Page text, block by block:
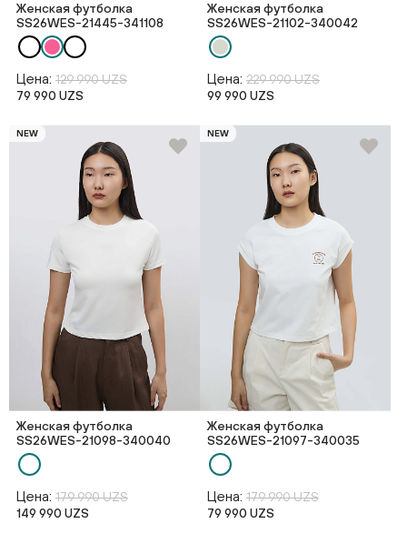
Женская футболка
SS26WES-21445-341108
Цена: 129 990 UZS
79 990 UZS
Женская футболка
SS26WES-21102-340042
Цена: 229 990 UZS
99 990 UZS
NEW
Женская футболка
SS26WES-21098-340040
Цена: 179 990 UZS
149 990 UZS
NEW
Женская футболка
SS26WES-21097-340035
Цена: 179 990 UZS
79 990 UZS